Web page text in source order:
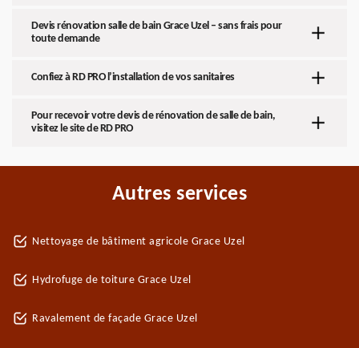
Devis rénovation salle de bain Grace Uzel – sans frais pour
toute demande
Confiez à RD PRO l’installation de vos sanitaires
Pour recevoir votre devis de rénovation de salle de bain,
visitez le site de RD PRO
Autres services
Nettoyage de bâtiment agricole Grace Uzel
Hydrofuge de toiture Grace Uzel
Ravalement de façade Grace Uzel